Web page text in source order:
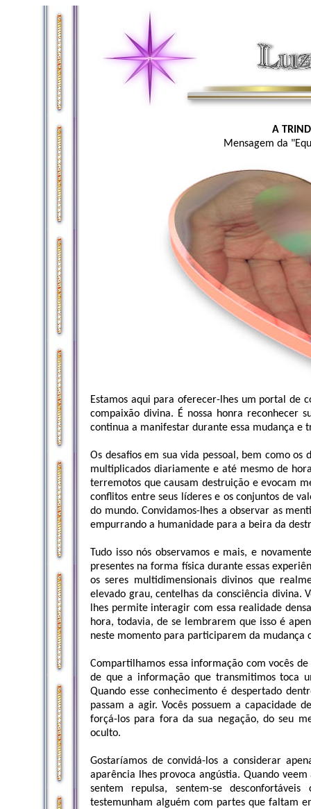
A
Mensagem da
Estamos aqui para oferecer-lhes um portal de
compaixão divina. É nossa honra reconhecer
continua a manifestar durante essa mudança e
Os desafios em sua vida pessoal, bem como
multiplicados diariamente e até mesmo de
terremotos que causam destruição e evocam
conflitos entre seus líderes e os conjuntos de
do mundo. Convidamos-lhes a observar as
empurrando a humanidade para a beira da
Tudo isso nós observamos e mais, e
presentes na forma física durante essas
os seres multidimensionais divinos que
elevado grau, centelhas da consciência divina.
lhes permite interagir com essa realidade
hora, todavia, de se lembrarem que isso é
neste momento para participarem da mudança
Compartilhamos essa informação com vocês
de que a informação que transmitimos toca
Quando esse conhecimento é despertado
passam a agir. Vocês possuem a capacidade
forçá-los para fora da sua negação, do seu
oculto.
Gostaríamos de convidá-los a considerar
aparência lhes provoca angústia. Quando
sentem repulsa, sentem-se
testemunham alguém com partes que faltam